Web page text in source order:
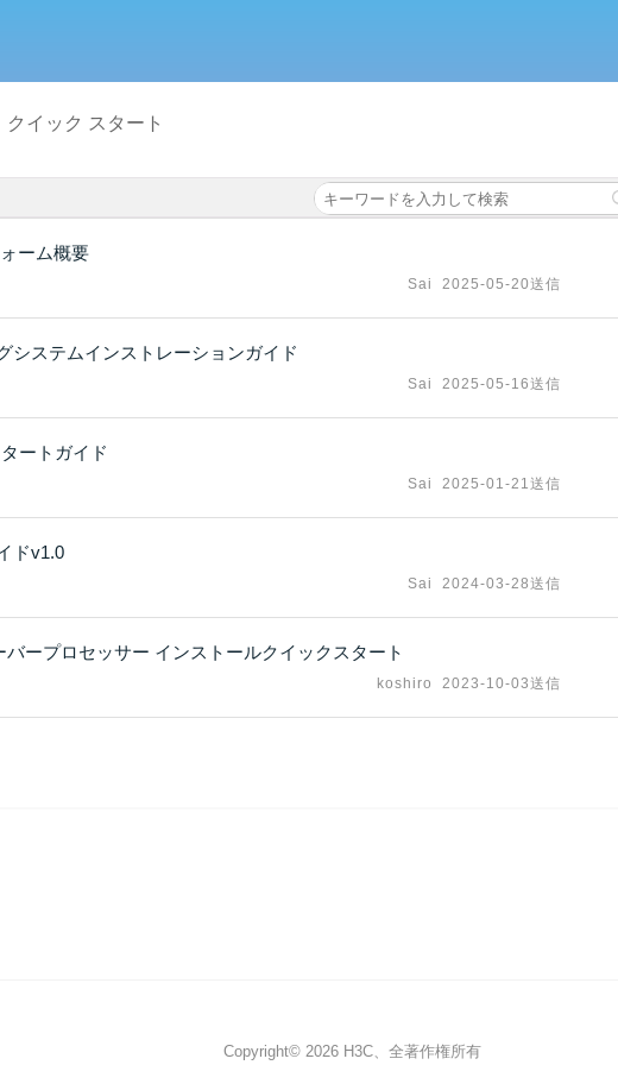
クイック スタート
ーム概要
Sai 2025-05-20送信
システムインストレーションガイド
Sai 2025-05-16送信
ートガイド
Sai 2025-01-21送信
ドv1.0
Sai 2024-03-28送信
ープロセッサー インストールクイックスタート
koshiro 2023-10-03送信
Copyright© 2026 H3C、全著作権所有